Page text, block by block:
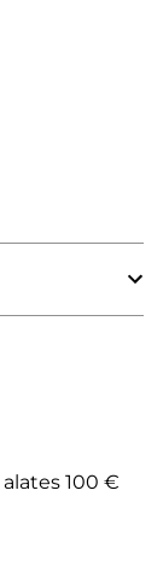
alates 100 €